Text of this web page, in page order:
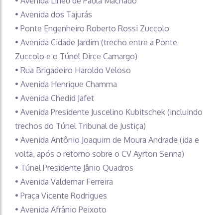
• Avenida dos Tajurás
• Ponte Engenheiro Roberto Rossi Zuccolo
• Avenida Cidade Jardim (trecho entre a Ponte
Zuccolo e o Túnel Dirce Camargo)
• Rua Brigadeiro Haroldo Veloso
• Avenida Henrique Chamma
• Avenida Chedid Jafet
• Avenida Presidente Juscelino Kubitschek (incluindo
trechos do Túnel Tribunal de Justiça)
• Avenida Antônio Joaquim de Moura Andrade (ida e
volta, após o retorno sobre o CV Ayrton Senna)
• Túnel Presidente Jânio Quadros
• Avenida Valdemar Ferreira
• Praça Vicente Rodrigues
• Avenida Afrânio Peixoto